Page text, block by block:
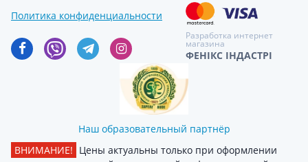
Политика конфиденциальности
Разработка интернет
магазина
ФЕНІКС ІНДАСТРІ
Наш образовательный партнёр
ВНИМАНИЕ! Цены актуальны только при оформлении